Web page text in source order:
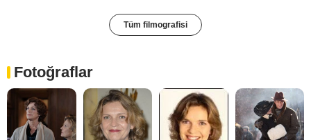
Tüm filmografisi
Fotoğraflar